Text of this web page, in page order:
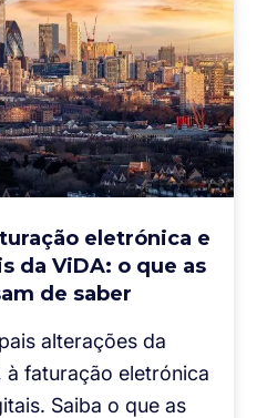
eletrónica e
da ViDA: o que as
de saber
alterações da
à faturação eletrónica
Saiba o que as